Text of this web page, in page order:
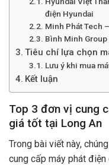
điện Hyundai
Minh Phát Tech
Bình Minh
Tiêu chí lựa chọn
Lưu ý khi mua
Kết luận
Top 3 đơn vị cung
giá tốt tại Long An
Trong bài viết này,
cung cấp máy phát